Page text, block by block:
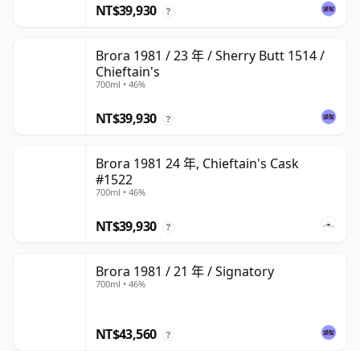
NT$39,930 ?
Brora 1981 / 23 年 / Sherry Butt 1514 /
Chieftain's
700ml • 46%
NT$39,930 ?
Brora 1981 24 年, Chieftain's Cask
#1522
700ml • 46%
NT$39,930 ?
Brora 1981 / 21 年 / Signatory
700ml • 46%
NT$43,560 ?